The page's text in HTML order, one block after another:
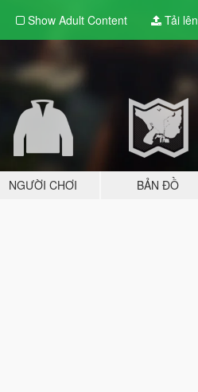
Show Adult Content Tải lên
NGƯỜI CHƠI BẢN ĐỒ